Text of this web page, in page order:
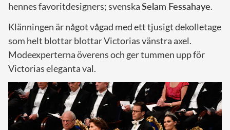
hennes favoritdesigners; svenskaSelam Fessahaye.
Klänningen är något vågad med ett tjusigt dekolletage
som helt blottar blottar Victorias vänstra axel.
Modeexperterna överens och ger tummen upp för
Victorias eleganta val.